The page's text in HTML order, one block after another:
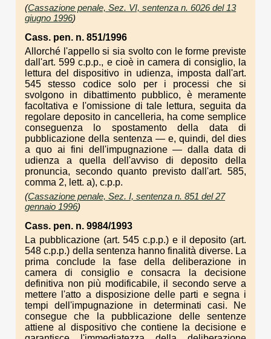
(Cassazione penale, Sez. VI, sentenza n. 6026 del 13
giugno 1996)
Cass. pen. n. 851/1996
Allorché l'appello si sia svolto con le forme previste
dall'art. 599 c.p.p., e cioè in camera di consiglio, la
lettura del dispositivo in udienza, imposta dall'art.
545 stesso codice solo per i processi che si
svolgono in dibattimento pubblico, è meramente
facoltativa e l'omissione di tale lettura, seguita da
regolare deposito in cancelleria, ha come semplice
conseguenza lo spostamento della data di
pubblicazione della sentenza — e, quindi, del dies
a quo ai fini dell'impugnazione — dalla data di
udienza a quella dell'avviso di deposito della
pronuncia, secondo quanto previsto dall'art. 585,
comma 2, lett. a), c.p.p.
(Cassazione penale, Sez. I, sentenza n. 851 del 27
gennaio 1996)
Cass. pen. n. 9984/1993
La pubblicazione (art. 545 c.p.p.) e il deposito (art.
548 c.p.p.) della sentenza hanno finalità diverse. La
prima conclude la fase della deliberazione in
camera di consiglio e consacra la decisione
definitiva non più modificabile, il secondo serve a
mettere l'atto a disposizione delle parti e segna i
tempi dell'impugnazione in determinati casi. Ne
consegue che la pubblicazione delle sentenze
attiene al dispositivo che contiene la decisione e